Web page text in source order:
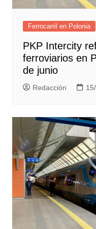
Ferrocarril en Polonia
PKP Intercity
ferroviarios en
de junio
Redacción